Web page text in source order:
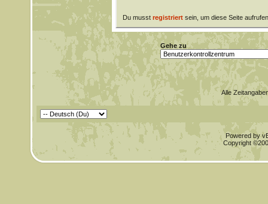
Du musst registriertsein, um diese Seite
Gehe zu
Alle
Powered by
Copyright